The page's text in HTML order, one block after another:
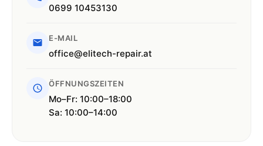
0699 10453130
E-MAIL
office@elitech-repair.at
ÖFFNUNGSZEITEN
Mo–Fr: 10:00–18:00
Sa: 10:00–14:00